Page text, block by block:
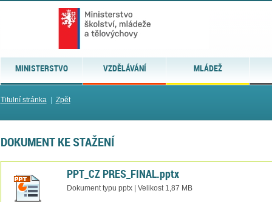
MINISTERSTVO VZDĚLÁVÁNÍ MLÁDEŽ
Titulní stránka| Zpět
DOKUMENT KE STAŽENÍ
PPT_CZ PRES_FINAL.pptx
Dokument typu pptx | Velikost 1,87 MB